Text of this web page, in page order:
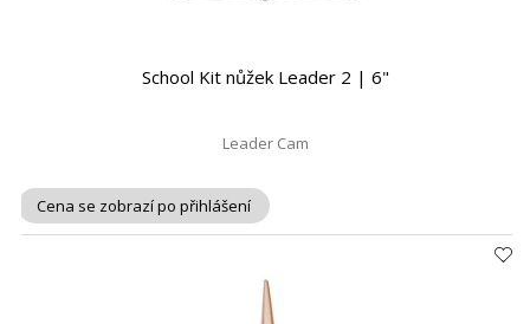
School Kit nůžek Leader 2 | 6"
Leader Cam
Cena se zobrazí po přihlášení